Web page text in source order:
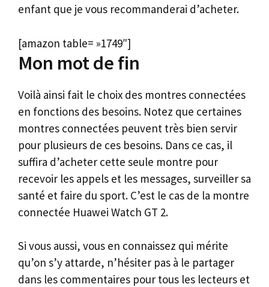
enfant que je vous recommanderai d’acheter.
[amazon table= »1749″]
Mon mot de fin
Voilà ainsi fait le choix des montres connectées
en fonctions des besoins. Notez que certaines
montres connectées peuvent très bien servir
pour plusieurs de ces besoins. Dans ce cas, il
suffira d’acheter cette seule montre pour
recevoir les appels et les messages, surveiller sa
santé et faire du sport. C’est le cas de la montre
connectée Huawei Watch GT 2.
Si vous aussi, vous en connaissez qui mérite
qu’on s’y attarde, n’hésiter pas à le partager
dans les commentaires pour tous les lecteurs et